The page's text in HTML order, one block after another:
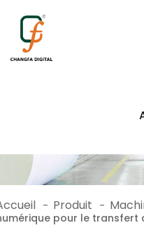
- Produit -
pour le transfert